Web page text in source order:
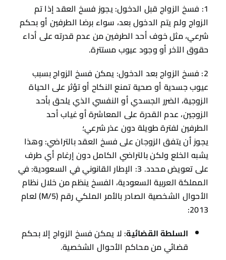
1: فسخ الزواج قبل الدخول: يجوز فسخ العقد إذا تم
الزواج ولم يتم الدخول بعد، سواء برضا الطرفين أو بحكم
شرعي، مثل خوف أحد الطرفين من عدم قدرته على أداء
حقوق الآخر أو وجود عيوب مستترة.
2: فسخ الزواج بعد الدخول: يمكن فسخ الزواج بسبب
عيوب جسدية أو صحية تمنع النكاح أو تؤثر على الحياة
الزوجية، الضرر الجسدي أو النفسي الذي يلحق بأحد
الزوجين، عدم القدرة على المعاشرة أو غياب أحد
الطرفين لفترة طويلة دون عذر شرعي؛
يجوز أن يتفق الزوجان على فسخ العقد بالتراضي: وهذا
يشبه الخلع ولكن بالتراضي الكامل دون إرغام أي طرف
على تعويض محدد. 3: الإطار القانوني في السعودية: في
المملكة العربية السعودية، الفسخ ينظم من خلال نظام
الأحوال الشخصية الصادر بالأمر الملكي رقم (M/5) لعام
2013:
السلطة القضائية: لا يمكن فسخ الزواج إلا بحكم
قضائي من محاكم الأحوال الشخصية.